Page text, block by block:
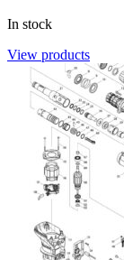
In stock
View products